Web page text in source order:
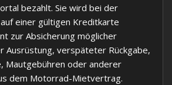
bezahlt. Sie wird bei der
einer gültigen Kreditkarte
zur Absicherung möglicher
Ausrüstung, verspäteter Rückgabe,
Mautgebühren oder anderer
dem Motorrad-Mietvertrag.